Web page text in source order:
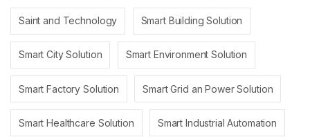
Saint and Technology Smart Building Solution
Smart City Solution Smart Environment Solution
Smart Factory Solution Smart Grid an Power Solution
Smart Healthcare Solution Smart Industrial Automation